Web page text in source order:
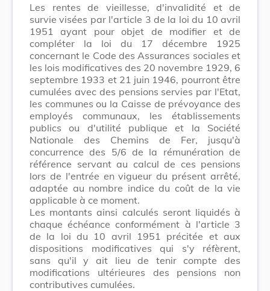
Les rentes de vieillesse, d'invalidité et de
survie visées par l'article 3 de la loi du 10 avril
1951 ayant pour objet de modifier et de
compléter la loi du 17 décembre 1925
concernant le Code des Assurances sociales et
les lois modificatives des 20 novembre 1929, 6
septembre 1933 et 21 juin 1946, pourront être
cumulées avec des pensions servies par l'Etat,
les communes ou la Caisse de prévoyance des
employés communaux, les établissements
publics ou d'utilité publique et la Société
Nationale des Chemins de Fer, jusqu'à
concurrence des 5/6 de la rémunération de
référence servant au calcul de ces pensions
lors de l'entrée en vigueur du présent arrêté,
adaptée au nombre indice du coût de la vie
applicable à ce moment.
Les montants ainsi calculés seront liquidés à
chaque échéance conformément à l'article 3
de la loi du 10 avril 1951 précitée et aux
dispositions modificatives qui s'y réfèrent,
sans qu'il y ait lieu de tenir compte des
modifications ultérieures des pensions non
contributives cumulées.